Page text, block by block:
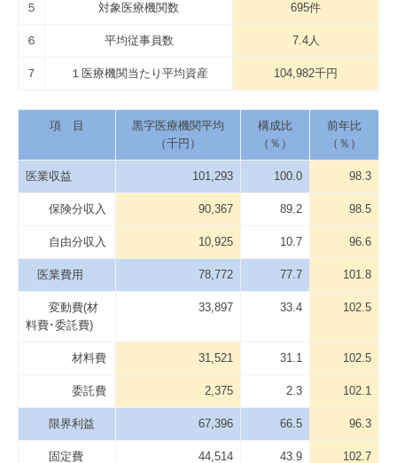
５ 対象医療機関数 695件
６ 平均従事員数 7.4人
７ １医療機関当たり平均資産 104,982千円
項 目
黒字医療機関平均
（千円）
構成比
（％）
前年比
（％）
医業収益 101,293 100.0 98.3
保険分収入 90,367 89.2 98.5
自由分収入 10,925 10.7 96.6
医業費用 78,772 77.7 101.8
変動費(材
料費･委託費)
33,897 33.4 102.5
材料費 31,521 31.1 102.5
委託費 2,375 2.3 102.1
限界利益 67,396 66.5 96.3
固定費 44,514 43.9 102.7